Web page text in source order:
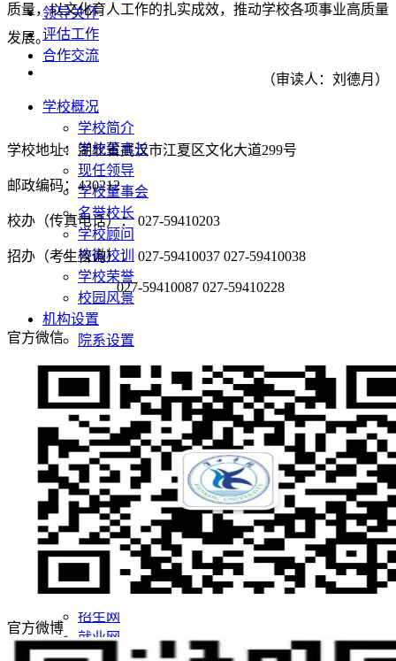
领导关怀
评估工作
合作交流
学校概况
学校简介
学校董事长
现任领导
学校董事会
名誉校长
学校顾问
校徽校训
学校荣誉
校园风景
机构设置
院系设置
师资队伍
师资队伍概况
学者名师
名师风采
教学科研
教育教学
科学研究
党团建设
党建阵地
团学天地
招生就业
招生网
就业网
质量，以文化育人工作的扎实成效，推动学校各项事业高质量
发展。
（审读人：刘德月）
学校地址：湖北省武汉市江夏区文化大道299号
邮政编码：430212
校办（传真电话）： 027-59410203
招办（考生咨询）： 027-59410037 027-59410038
027-59410087 027-59410228
官方微信
官方微博